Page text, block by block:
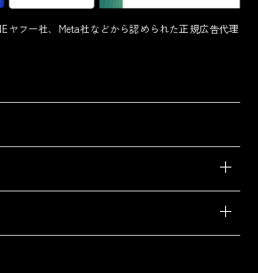
ヤフー社、Meta社などから認められた正規広告代理